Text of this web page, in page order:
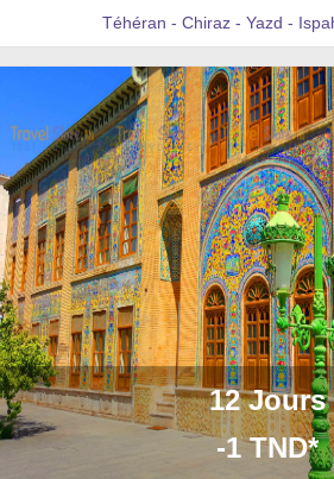
Téhéran - Chiraz - Yazd -
12 Jours
-1 TND*